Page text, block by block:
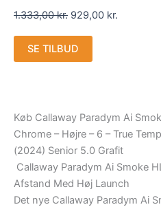
1.333,00kr. 929,00 kr.
SE TILBUD
Køb Callaway Paradym Ai
Chrome – Højre – 6 – True
(2024) Senior 5.0 Grafit
Callaway Paradym Ai Smoke
Afstand Med Høj Launch
Det nye Callaway Paradym Ai